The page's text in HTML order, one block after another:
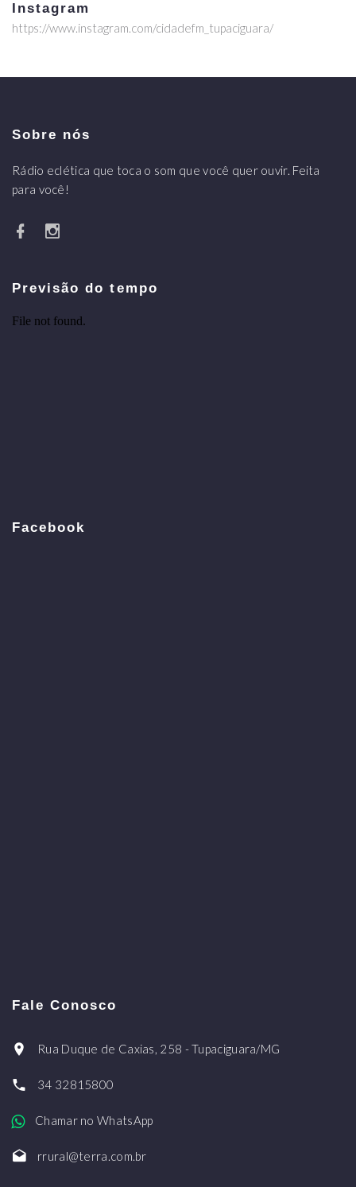
Instagram
https://www.instagram.com/cidadefm_tupaciguara/
Sobre nós
Rádio eclética que toca o som que você quer ouvir. Feita
para você!
Previsão do tempo
Facebook
Fale Conosco
Rua Duque de Caxias, 258 - Tupaciguara/MG
34 32815800
Chamar no WhatsApp
rrural@terra.com.br